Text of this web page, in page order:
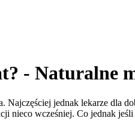
- Naturalne
jednak lekarze dla
wcześniej. Co jednak jeśli